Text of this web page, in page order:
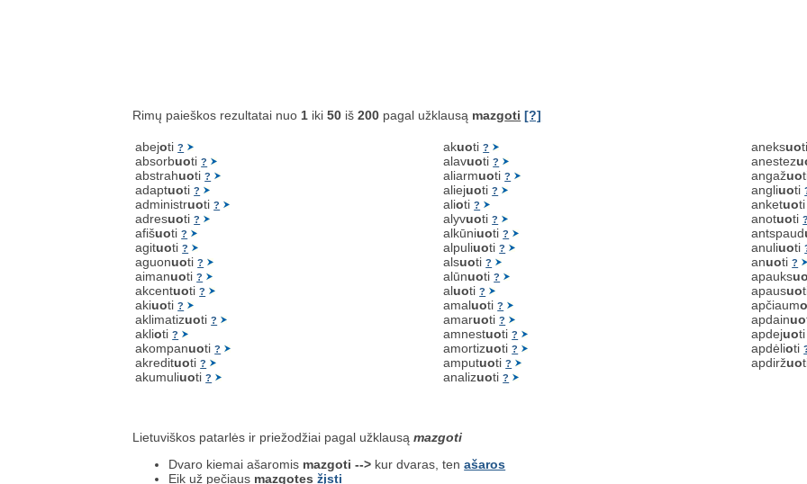
Rimų paieškos rezultatai nuo 1 iki50 iš200 pagal užklausą mazgoti [?]
abejoti?
absorbuoti?
abstrahuoti?
adaptuoti?
administruoti?
adresuoti?
afišuoti?
agituoti?
aguonuoti?
aimanuoti?
akcentuoti?
akiuoti?
aklimatizuoti?
aklioti?
akompanuoti?
akredituoti?
akumuliuoti?
akuoti?
alavuoti?
aliarmuoti?
aliejuoti?
alioti?
alyvuoti?
alkūniuoti?
alpuliuoti?
alsuoti?
alūnuoti?
aluoti?
amaluoti?
amaruoti?
amnestuoti?
amortizuoti?
amputuoti?
analizuoti?
aneksuo
anestez
angažuo
angliuoti
anketuo
anotuoti?
antspaud
anuliuoti
anuoti?
apauks
apausuo
apčiaum
apdainuo
apdejuo
apdėlioti
apdiržuo
Lietuviškos patarlės ir priežodžiai pagal užklausąmazgoti
Dvaro kiemai ašaromis mazgoti --> kur dvaras, tenašaros
Eik už pečiaus mazgotes žįsti